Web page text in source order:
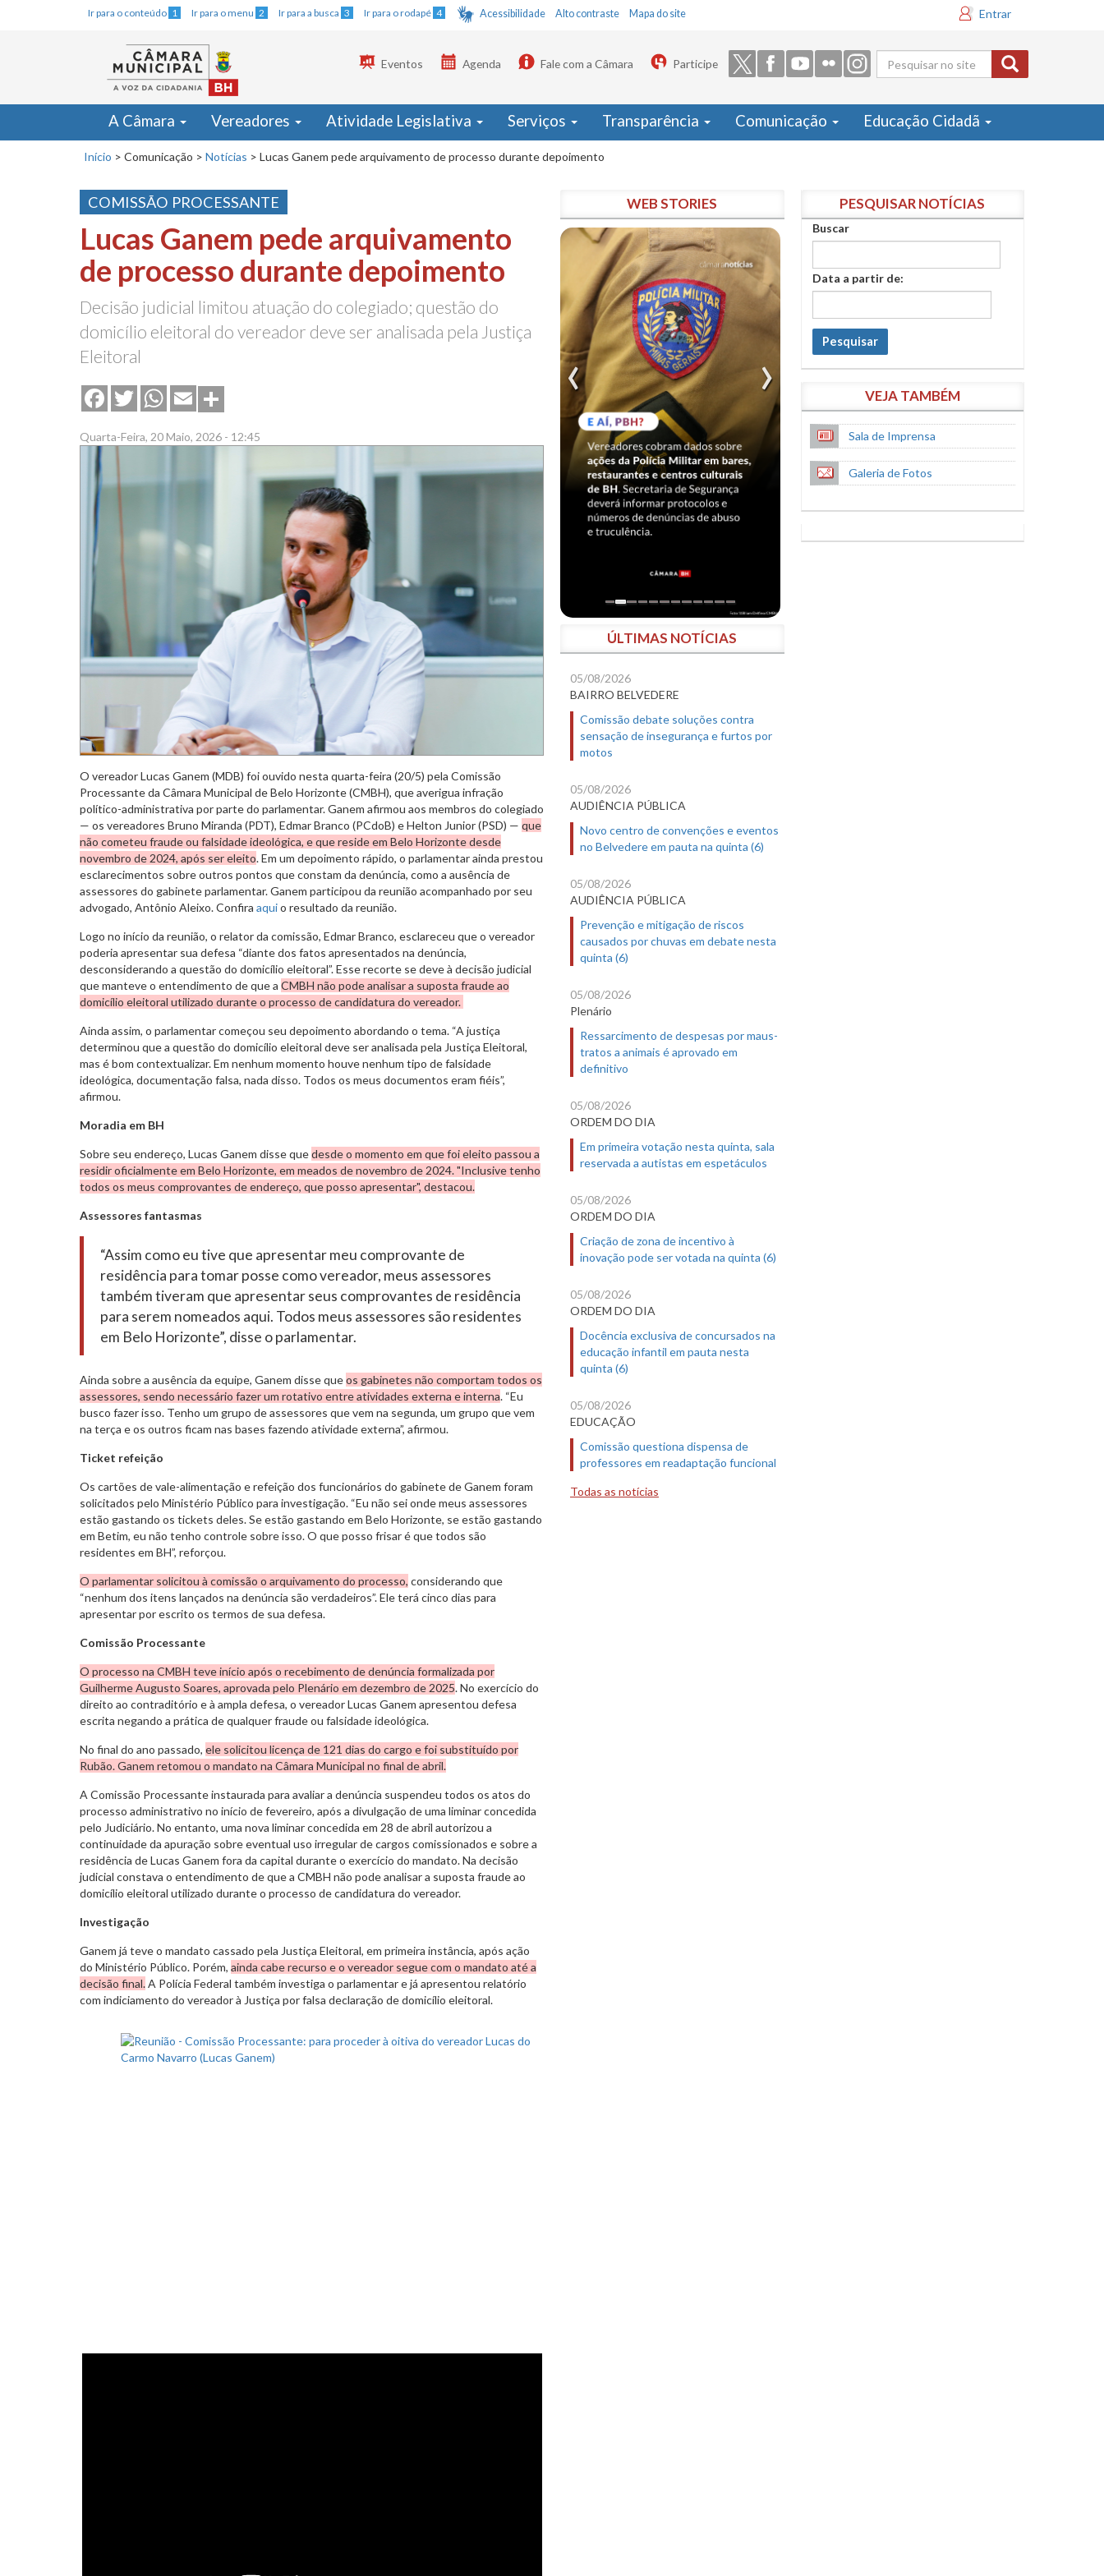
Ir para o conteúdo 1 Ir para o menu 2 Ir para a busca 3 Ir para o rodapé 4 Acessibilidade Alto contraste Mapa do site Entrar
Formulário
de busca
Eventos Agenda Fale com a Câmara Participe
A Câmara Vereadores Atividade Legislativa Serviços Transparência Comunicação Educação Cidadã
Início > Comunicação > Notícias > Lucas Ganem pede arquivamento de processo durante depoimento
COMISSÃO PROCESSANTE
Lucas Ganem pede arquivamento
de processo durante depoimento
Decisão judicial limitou atuação do colegiado; questão do
domicílio eleitoral do vereador deve ser analisada pela Justiça
Eleitoral
FacebookTwitterWhatsApp
Email
Quarta-Feira, 20 Maio, 2026 - 12:45
O vereador Lucas Ganem (MDB) foi ouvido nesta quarta-feira (20/5) pela Comissão
Processante da Câmara Municipal de Belo Horizonte (CMBH), que averigua infração
político-administrativa por parte do parlamentar. Ganem afirmou aos membros do colegiado
— os vereadores Bruno Miranda (PDT), Edmar Branco (PCdoB) e Helton Junior (PSD) — que
não cometeu fraude ou falsidade ideológica, e que reside em Belo Horizonte desde
novembro de 2024, após ser eleito. Em um depoimento rápido, o parlamentar ainda prestou
esclarecimentos sobre outros pontos que constam da denúncia, como a ausência de
assessores do gabinete parlamentar. Ganem participou da reunião acompanhado por seu
advogado, Antônio Aleixo. Confira aquio resultado da reunião.
Logo no início da reunião, o relator da comissão, Edmar Branco, esclareceu que o vereador
poderia apresentar sua defesa “diante dos fatos apresentados na denúncia,
desconsiderando a questão do domicílio eleitoral”. Esse recorte se deve à decisão judicial
que manteve o entendimento de que a CMBH não pode analisar a suposta fraude ao
domicílio eleitoral utilizado durante o processo de candidatura do vereador.
Ainda assim, o parlamentar começou seu depoimento abordando o tema. “A justiça
determinou que a questão do domicílio eleitoral deve ser analisada pela Justiça Eleitoral,
mas é bom contextualizar. Em nenhum momento houve nenhum tipo de falsidade
ideológica, documentação falsa, nada disso. Todos os meus documentos eram fiéis”,
afirmou.
Moradia em BH
Sobre seu endereço, Lucas Ganem disse quedesde o momento em que foi eleito passou a
residir oficialmente em Belo Horizonte, em meados de novembro de 2024. "Inclusive tenho
todos os meus comprovantes de endereço, que posso apresentar", destacou.
Assessores fantasmas
“Assim como eu tive que apresentar meu comprovante de
residência para tomar posse como vereador, meus assessores
também tiveram que apresentar seus comprovantes de residência
para serem nomeados aqui. Todos meus assessores são residentes
em Belo Horizonte”, disse o parlamentar.
Ainda sobre a ausência da equipe, Ganem disse queos gabinetes não comportam todos os
assessores, sendo necessário fazer um rotativo entre atividades externa e interna. “Eu
busco fazer isso. Tenho um grupo de assessores que vem na segunda, um grupo que vem
na terça e os outros ficam nas bases fazendo atividade externa”, afirmou.
Ticket refeição
Os cartões de vale-alimentação e refeição dos funcionários do gabinete de Ganem foram
solicitados pelo Ministério Público para investigação. “Eu não sei onde meus assessores
estão gastando os tickets deles. Se estão gastando em Belo Horizonte, se estão gastando
em Betim, eu não tenho controle sobre isso. O que posso frisar é que todos são
residentes em BH”, reforçou.
O parlamentar solicitou à comissão o arquivamento do processo, considerando que
“nenhum dos itens lançados na denúncia são verdadeiros”. Ele terá cinco dias para
apresentar por escrito os termos de sua defesa.
Comissão Processante
O processo na CMBH teve início após o recebimento de denúncia formalizada por
Guilherme Augusto Soares, aprovada pelo Plenário em dezembro de 2025. No exercício do
direito ao contraditório e à ampla defesa, o vereador Lucas Ganem apresentou defesa
escrita negando a prática de qualquer fraude ou falsidade ideológica.
No final do ano passado, ele solicitou licença de 121 dias do cargo e foi substituído por
Rubão. Ganem retomou o mandato na Câmara Municipal no final de abril.
A Comissão Processante instaurada para avaliar a denúncia suspendeu todos os atos do
processo administrativo no início de fevereiro, após a divulgação de uma liminar concedida
pelo Judiciário. No entanto, uma nova liminar concedida em 28 de abril autorizou a
continuidade da apuração sobre eventual uso irregular de cargos comissionados e sobre a
residência de Lucas Ganem fora da capital durante o exercício do mandato. Na decisão
judicial constava o entendimento de que a CMBH não pode analisar a suposta fraude ao
domicílio eleitoral utilizado durante o processo de candidatura do vereador.
Investigação
Ganem já teve o mandato cassado pela Justiça Eleitoral, em primeira instância, após ação
do Ministério Público. Porém, ainda cabe recurso e o vereador segue com o mandato até a
decisão final.A Polícia Federal também investiga o parlamentar e já apresentou relatório
com indiciamento do vereador à Justiça por falsa declaração de domicílio eleitoral.
WEB STORIES
ÚLTIMAS NOTÍCIAS
05/08/2026
BAIRRO BELVEDERE
Comissão debate soluções contra
sensação de insegurança e furtos por
motos
05/08/2026
AUDIÊNCIA PÚBLICA
Novo centro de convenções e eventos
no Belvedere em pauta na quinta (6)
05/08/2026
AUDIÊNCIA PÚBLICA
Prevenção e mitigação de riscos
causados por chuvas em debate nesta
quinta (6)
05/08/2026
Plenário
Ressarcimento de despesas por maus-
tratos a animais é aprovado em
definitivo
05/08/2026
ORDEM DO DIA
Em primeira votação nesta quinta, sala
reservada a autistas em espetáculos
05/08/2026
ORDEM DO DIA
Criação de zona de incentivo à
inovação pode ser votada na quinta (6)
05/08/2026
ORDEM DO DIA
Docência exclusiva de concursados na
educação infantil em pauta nesta
quinta (6)
05/08/2026
EDUCAÇÃO
Comissão questiona dispensa de
professores em readaptação funcional
Todas as notícias
PESQUISAR NOTÍCIAS
Buscar
Data a partir de:
Pesquisar
VEJA TAMBÉM
Sala de Imprensa
Galeria de Fotos